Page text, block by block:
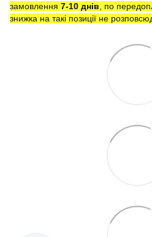
замовлення 7-10 днів , по
знижка на такі позиції не